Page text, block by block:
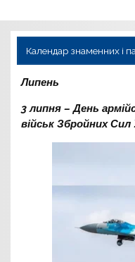
Календар знаменних і
Липень
3 липня – День
військ Збройних Сил